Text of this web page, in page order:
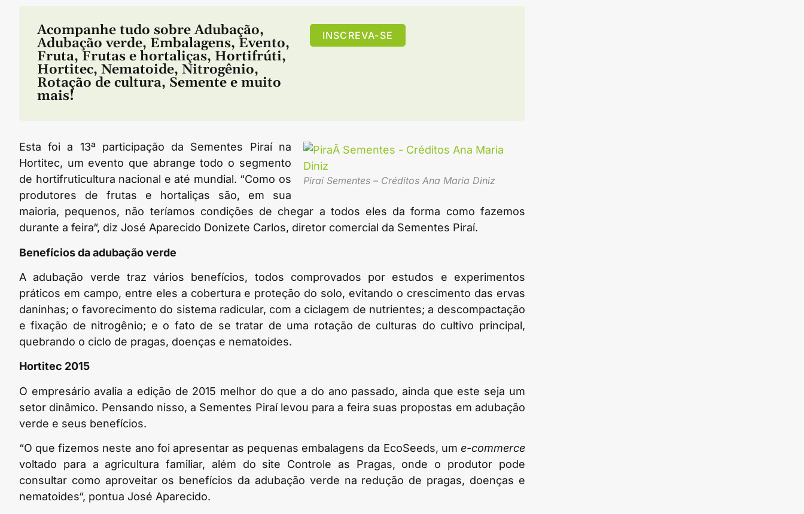
Acompanhe tudo sobre Adubação,
Adubação verde, Embalagens, Evento,
Fruta, Frutas e hortaliças, Hortifrúti,
Hortitec, Nematoide, Nitrogênio,
Rotação de cultura, Semente e muito
mais!
INSCREVA-SE
Piraí­ Sementes – Créditos Ana Maria Diniz
Esta foi a 13ª participação da Sementes Piraí na
Hortitec, um evento que abrange todo o segmento
de hortifruticultura nacional e até mundial. “Como os
produtores de frutas e hortaliças são, em sua
maioria, pequenos, não teríamos condições de chegar a todos eles da forma como fazemos
durante a feira“, diz José Aparecido Donizete Carlos, diretor comercial da Sementes Piraí­.
Benefícios da adubação verde
A adubação verde traz vários benefícios, todos comprovados por estudos e experimentos
práticos em campo, entre eles a cobertura e proteção do solo, evitando o crescimento das ervas
daninhas; o favorecimento do sistema radicular, com a ciclagem de nutrientes; a descompactação
e fixação de nitrogênio; e o fato de se tratar de uma rotação de culturas do cultivo principal,
quebrando o ciclo de pragas, doenças e nematoides.
Hortitec 2015
O empresário avalia a edição de 2015 melhor do que a do ano passado, ainda que este seja um
setor dinâmico. Pensando nisso, a Sementes Piraí­ levou para a feira suas propostas em adubação
verde e seus benefícios.
“O que fizemos neste ano foi apresentar as pequenas embalagens da EcoSeeds, um e-commerce
voltado para a agricultura familiar, além do site Controle as Pragas, onde o produtor pode
consultar como aproveitar os benefícios da adubação verde na redução de pragas, doenças e
nematoides“, pontua José Aparecido.